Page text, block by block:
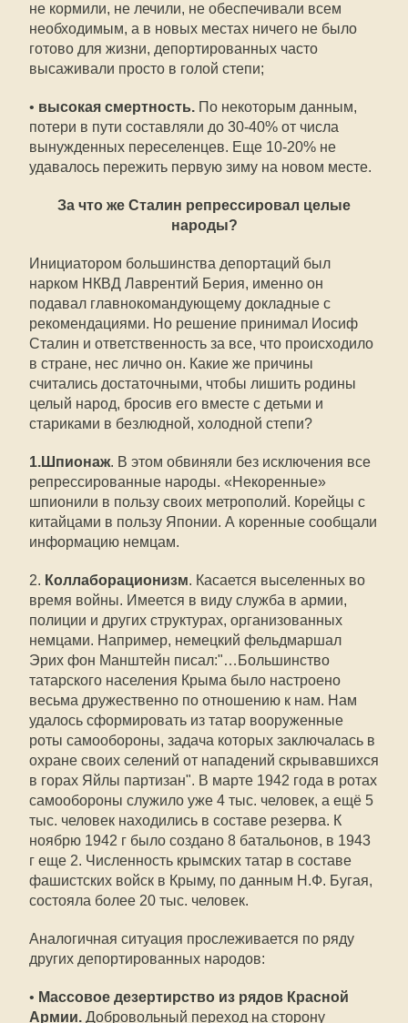
не кормили, не лечили, не обеспечивали всем
необходимым, а в новых местах ничего не было
готово для жизни, депортированных часто
высаживали просто в голой степи;
• высокая смертность. По некоторым данным,
потери в пути составляли до 30-40% от числа
вынужденных переселенцев. Еще 10-20% не
удавалось пережить первую зиму на новом месте.
За что же Сталин репрессировал целые
народы?
Инициатором большинства депортаций был
нарком НКВД Лаврентий Берия, именно он
подавал главнокомандующему докладные с
рекомендациями. Но решение принимал Иосиф
Сталин и ответственность за все, что происходило
в стране, нес лично он. Какие же причины
считались достаточными, чтобы лишить родины
целый народ, бросив его вместе с детьми и
стариками в безлюдной, холодной степи?
1.Шпионаж. В этом обвиняли без исключения все
репрессированные народы. «Некоренные»
шпионили в пользу своих метрополий. Корейцы с
китайцами в пользу Японии. А коренные сообщали
информацию немцам.
2. Коллаборационизм. Касается выселенных во
время войны. Имеется в виду служба в армии,
полиции и других структурах, организованных
немцами. Например, немецкий фельдмаршал
Эрих фон Манштейн писал:"…Большинство
татарского населения Крыма было настроено
весьма дружественно по отношению к нам. Нам
удалось сформировать из татар вооруженные
роты самообороны, задача которых заключалась в
охране своих селений от нападений скрывавшихся
в горах Яйлы партизан". В марте 1942 года в ротах
самообороны служило уже 4 тыс. человек, а ещё 5
тыс. человек находились в составе резерва. К
ноябрю 1942 г было создано 8 батальонов, в 1943
г еще 2. Численность крымских татар в составе
фашистских войск в Крыму, по данным Н.Ф. Бугая,
состояла более 20 тыс. человек.
Аналогичная ситуация прослеживается по ряду
других депортированных народов:
• Массовое дезертирство из рядов Красной
Армии. Добровольный переход на сторону